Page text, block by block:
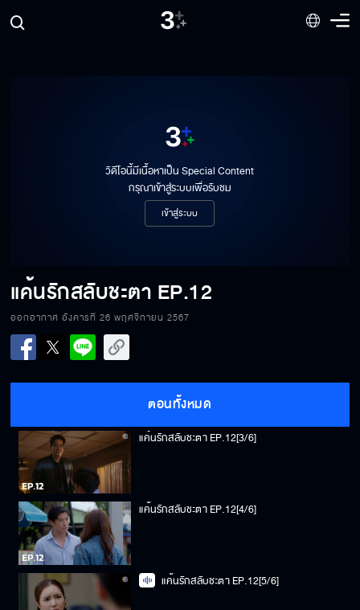
วิดีโอนี้มีเนื้อหาเป็น Special Content
กรุณาเข้าสู่ระบบเพื่อรับชม
เข้าสู่ระบบ
แค้นรักสลับชะตา EP.12
ออกอากาศ อังคารที่ 26 พฤศจิกายน 2567
ตอนทั้งหมด
แค้นรักสลับชะตา EP.12[1/6]
แค้นรักสลับชะตา EP.12[3/6]
แค้นรักสลับชะตา EP.12[4/6]
แค้นรักสลับชะตา EP.12[5/6]